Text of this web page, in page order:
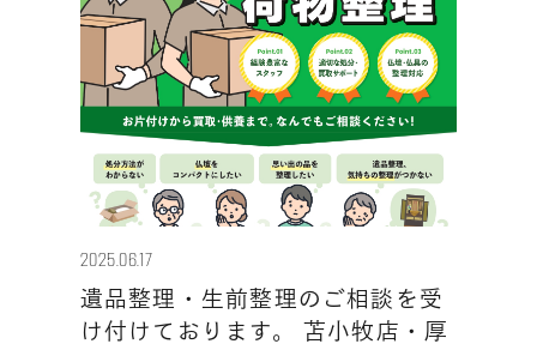
2025.06.17
遺品整理・生前整理のご相談を受
け付けております。 苫小牧店・厚